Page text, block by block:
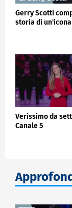
Gerry Scotti
storia di
Verissimo da
Canale 5